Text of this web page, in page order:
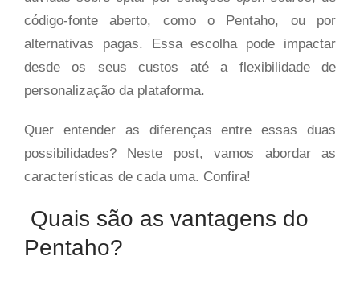
código-fonte aberto, como o Pentaho, ou por
alternativas pagas. Essa escolha pode impactar
desde os seus custos até a flexibilidade de
personalização da plataforma.
Quer entender as diferenças entre essas duas
possibilidades? Neste post, vamos abordar as
características de cada uma. Confira!
Quais são as vantagens do
Pentaho?